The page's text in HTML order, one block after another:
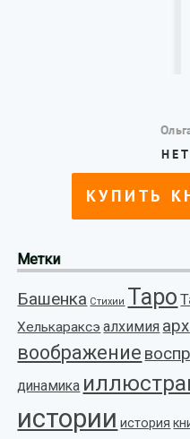
Метки
Башенка Стихии Таро
Хелькараксэ алхимия
воображение
динамика
истории история